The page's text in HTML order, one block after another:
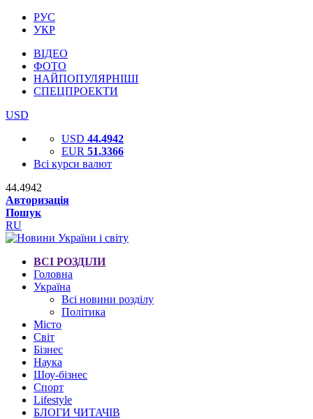
РУС
УКР
ВІДЕО
ФОТО
НАЙПОПУЛЯРНІШІ
СПЕЦПРОЕКТИ
USD
USD 44.4942
EUR 51.3366
Всі курси валют
44.4942
Авторизація
Пошук
RU
ВСІ РОЗДІЛИ
Головна
Україна
Всі новини розділу
Політика
Місто
Світ
Бізнес
Наука
Шоу-бізнес
Спорт
Lifestyle
БЛОГИ ЧИТАЧІВ